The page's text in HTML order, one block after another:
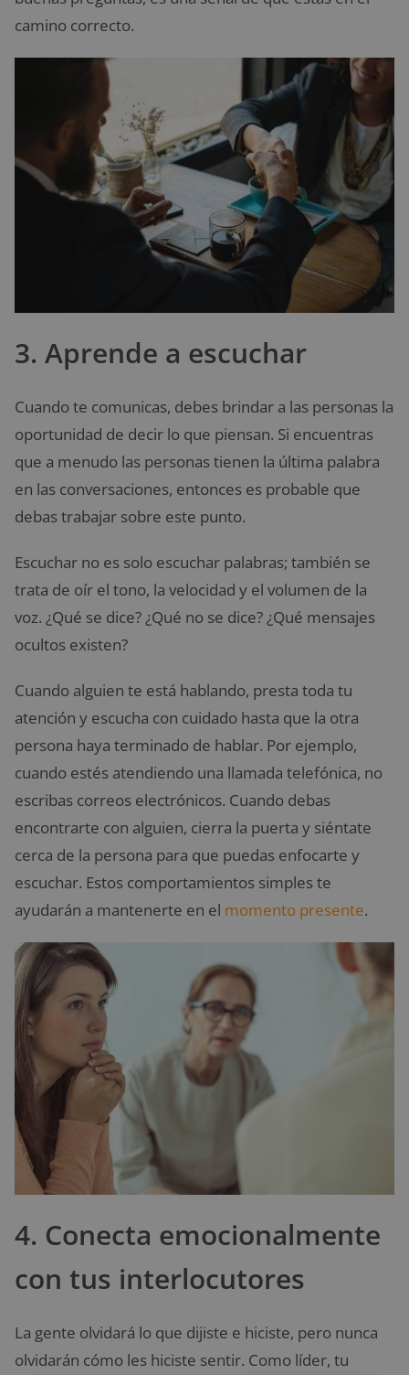
camino correcto.
3. Aprende a escuchar
Cuando te comunicas, debes brindar a las personas la
oportunidad de decir lo que piensan. Si encuentras
que a menudo las personas tienen la última palabra
en las conversaciones, entonces es probable que
debas trabajar sobre este punto.
Escuchar no es solo escuchar palabras; también se
trata de oír el tono, la velocidad y el volumen de la
voz. ¿Qué se dice? ¿Qué no se dice? ¿Qué mensajes
ocultos existen?
Cuando alguien te está hablando, presta toda tu
atención y escucha con cuidado hasta que la otra
persona haya terminado de hablar. Por ejemplo,
cuando estés atendiendo una llamada telefónica, no
escribas correos electrónicos. Cuando debas
encontrarte con alguien, cierra la puerta y siéntate
cerca de la persona para que puedas enfocarte y
escuchar. Estos comportamientos simples te
ayudarán a mantenerte en el momento presente.
4. Conecta emocionalmente
con tus interlocutores
La gente olvidará lo que dijiste e hiciste, pero nunca
olvidarán cómo les hiciste sentir. Como líder, tu